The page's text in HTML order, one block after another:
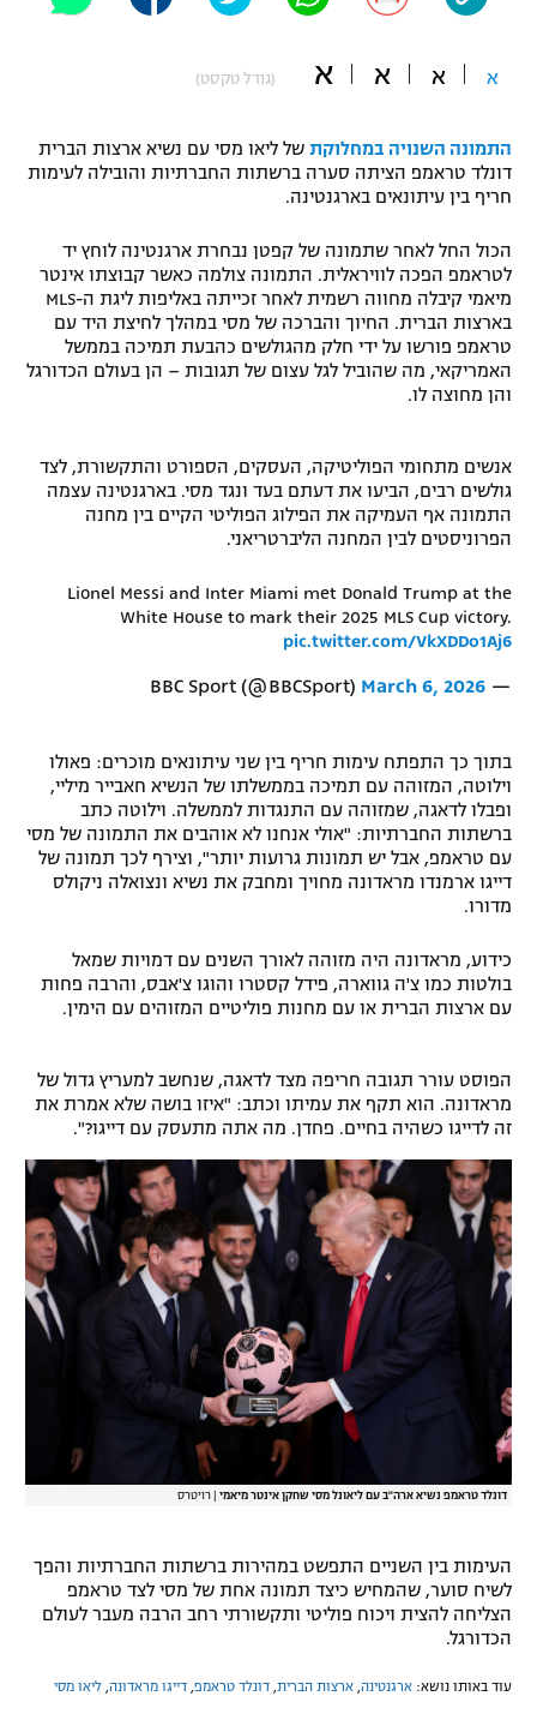
משתתפים וזוכים בפרסים
תקנון משתתפים וזוכים בפרסים
תקנון עבור פעילות אלקטרה
תקנון עבור פעילות ספורט 1 – "מרלן"
גיימינג E-Sports
תנאי שימוש
מדיניות פרטיות
רשיון להקרנה פומבית לבית עסק
הצטרפות לחבילת הערוצים
לוח דרושים – ג'ובנט
תגיות
ספורט מוטורי
כדורמים
בייסבול MLB
ספורט אתגרי ואקסטרים
אומנויות לחימה
גיימינג E-Sports
א א א א (גודל טקסט)
התמונה השנויה במחלוקת של ליאו מסי עם נשיא ארצות הברית
דונלד טראמפ הציתה סערה ברשתות החברתיות והובילה לעימות
חריף בין עיתונאים בארגנטינה.
הכול החל לאחר שתמונה של קפטן נבחרת ארגנטינה לוחץ יד
לטראמפ הפכה לוויראלית. התמונה צולמה כאשר קבוצתו אינטר
מיאמי קיבלה מחווה רשמית לאחר זכייתה באליפות ליגת ה-MLS
בארצות הברית. החיוך והברכה של מסי במהלך לחיצת היד עם
טראמפ פורשו על ידי חלק מהגולשים כהבעת תמיכה בממשל
האמריקאי, מה שהוביל לגל עצום של תגובות – הן בעולם הכדורגל
והן מחוצה לו.
אנשים מתחומי הפוליטיקה, העסקים, הספורט והתקשורת, לצד
גולשים רבים, הביעו את דעתם בעד ונגד מסי. בארגנטינה עצמה
התמונה אף העמיקה את הפילוג הפוליטי הקיים בין מחנה
הפרוניסטים לבין המחנה הליברטריאני.
Lionel Messi and Inter Miami met Donald Trump at the
White House to mark their 2025 MLS Cup victory.
pic.twitter.com/VkXDDo1Aj6
— BBC Sport (@BBCSport)
March 6, 2026
בתוך כך התפתח עימות חריף בין שני עיתונאים מוכרים: פאולו
וילוטה, המזוהה עם תמיכה בממשלתו של הנשיא חאבייר מיליי,
ופבלו לדאגה, שמזוהה עם התנגדות לממשלה. וילוטה כתב
ברשתות החברתיות: "אולי אנחנו לא אוהבים את התמונה של מסי
עם טראמפ, אבל יש תמונות גרועות יותר", וצירף לכך תמונה של
דייגו ארמנדו מראדונה מחויך ומחבק את נשיא ונצואלה ניקולס
מדורו.
כידוע, מראדונה היה מזוהה לאורך השנים עם דמויות שמאל
בולטות כמו צ'ה גווארה, פידל קסטרו והוגו צ'אבס, והרבה פחות
עם ארצות הברית או עם מחנות פוליטיים המזוהים עם הימין.
הפוסט עורר תגובה חריפה מצד לדאגה, שנחשב למעריץ גדול של
מראדונה. הוא תקף את עמיתו וכתב: "איזו בושה שלא אמרת את
זה לדייגו כשהיה בחיים. פחדן. מה אתה מתעסק עם דייגו?".
דונלד טראמפ נשיא ארה"ב עם ליאונל מסי שחקן אינטר מיאמי רויטרס
העימות בין השניים התפשט במהירות ברשתות החברתיות והפך
לשיח סוער, שהמחיש כיצד תמונה אחת של מסי לצד טראמפ
הצליחה להצית ויכוח פוליטי ותקשורתי רחב הרבה מעבר לעולם
הכדורגל.
עוד באותו נושא: ארגנטינה ארצות הברית דונלד טראמפ דייגו מראדונה ליאו מסי